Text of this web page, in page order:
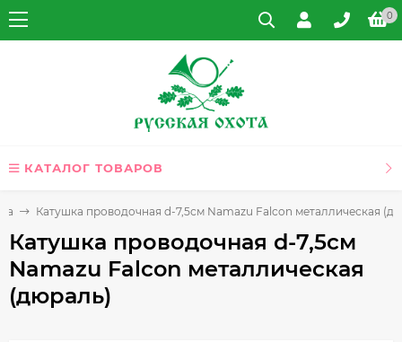
0
КАТАЛОГ ТОВАРОВ
Катушка проводочная d-7,5см Namazu Falcon металлическая
Катушка проводочная d-7,5см
Namazu Falcon металлическая
(дюраль)